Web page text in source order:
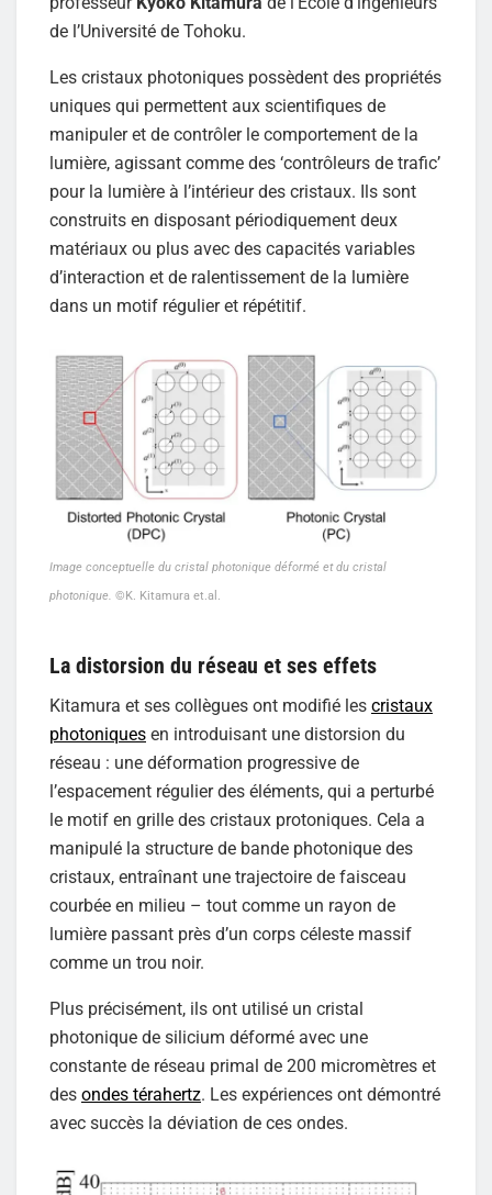
de l’Université de Tohoku.
Les cristaux photoniques possèdent des propriétés
uniques qui permettent aux scientifiques de
manipuler et de contrôler le comportement de la
lumière, agissant comme des ‘contrôleurs de trafic’
pour la lumière à l’intérieur des cristaux. Ils sont
construits en disposant périodiquement deux
matériaux ou plus avec des capacités variables
d’interaction et de ralentissement de la lumière
dans un motif régulier et répétitif.
Image conceptuelle du cristal photonique déformé et du cristal
photonique. ©K. Kitamura et.al.
La distorsion du réseau et ses effets
Kitamura et ses collègues ont modifié les cristaux
photoniques en introduisant une distorsion du
réseau : une déformation progressive de
l’espacement régulier des éléments, qui a perturbé
le motif en grille des cristaux protoniques. Cela a
manipulé la structure de bande photonique des
cristaux, entraînant une trajectoire de faisceau
courbée en milieu – tout comme un rayon de
lumière passant près d’un corps céleste massif
comme un trou noir.
Plus précisément, ils ont utilisé un cristal
photonique de silicium déformé avec une
constante de réseau primal de 200 micromètres et
des ondes térahertz. Les expériences ont démontré
avec succès la déviation de ces ondes.